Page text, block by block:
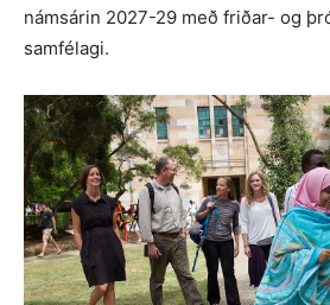
námsárin 2027-29 með friðar- og
samfélagi.